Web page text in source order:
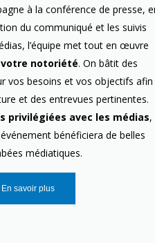
à la conférence de presse,
du communiqué et les suivis
l’équipe met tout en œuvre
notoriété. On bâtit des
vos besoins et vos objectifs afin
et des entrevues pertinentes.
privilégiées avec les médias,
bénéficiera de belles
médiatiques.
En savoir plus